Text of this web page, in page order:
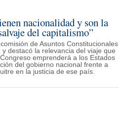
nacionalidad y son la
del capitalismo”
de Asuntos Constitucionales
destacó la relevancia del viaje que
emprenderá a los Estados
del gobierno nacional frente a
en la justicia de ese país.